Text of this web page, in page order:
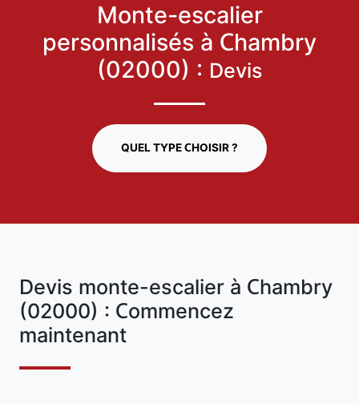
Monte-escalier
personnalisés à Chambry
(02000) : Devis
QUEL TYPE CHOISIR ?
Devis monte-escalier à Chambry
(02000) : Commencez
maintenant